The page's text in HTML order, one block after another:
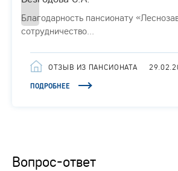
Благодарность пансионату
сотрудничество...
ОТЗЫВ ИЗ ПАНСИОНАТА
ПОДРОБНЕЕ
Вопрос-ответ